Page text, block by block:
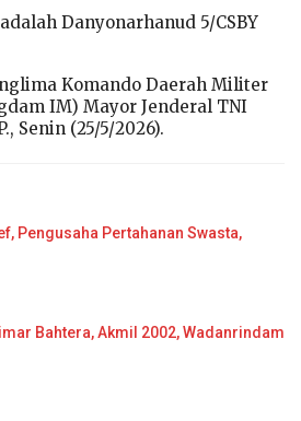
Danyonarhanud 5/CSBY
Komando Daerah Militer
IM) Mayor Jenderal TNI
Senin (25/5/2026).
Pengusaha Pertahanan Swasta,
Bahtera, Akmil 2002, Wadanrindam